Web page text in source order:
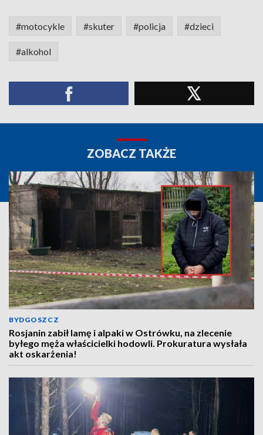
#motocykle #skuter #policja #dzieci
#alkohol
ZOBACZ TAKŻE
BYDGOSZCZ
Rosjanin zabił lamę i alpaki w Ostrówku, na zlecenie
byłego męża właścicielki hodowli. Prokuratura wysłała
akt oskarżenia!